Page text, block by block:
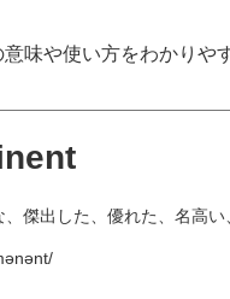
意味や使い方をわかりや
、傑出した、優れた、名高い